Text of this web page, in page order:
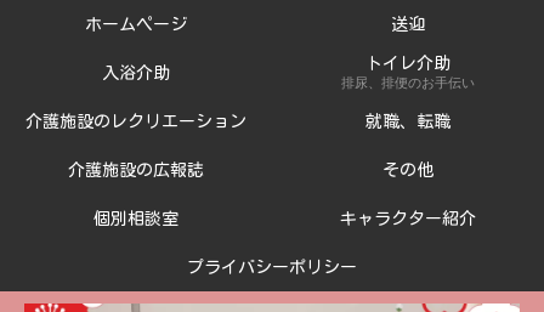
ホームページ 送迎
入浴介助
トイレ介助
排尿、排便のお手伝い
介護施設のレクリエーション 就職、転職
介護施設の広報誌 その他
個別相談室 キャラクター紹介
プライバシーポリシー